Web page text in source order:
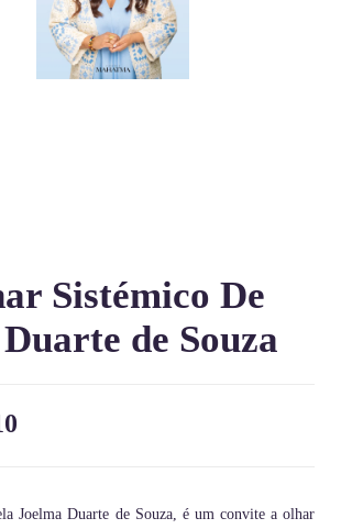
Sistémico De
de Souza
Joelma Duarte de Souza, é um convite a olhar